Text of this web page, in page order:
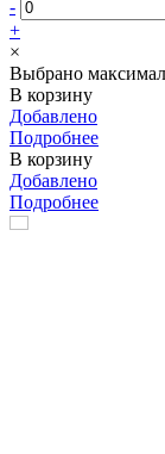
-
+
×
Выбрано
В корзину
Добавлено
Подробнее
В корзину
Добавлено
Подробнее